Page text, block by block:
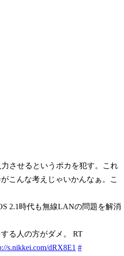
させるというポカを犯す。これ
こんな考えじゃいかんなぁ。こ
2.1時代も無線LANの問題を解消
る人の方がダメ。 RT
s.nikkei.com/dRX8E1 #